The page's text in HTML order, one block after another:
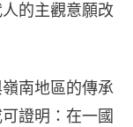
的主觀意願改
南地區的傳承
證明：在一國